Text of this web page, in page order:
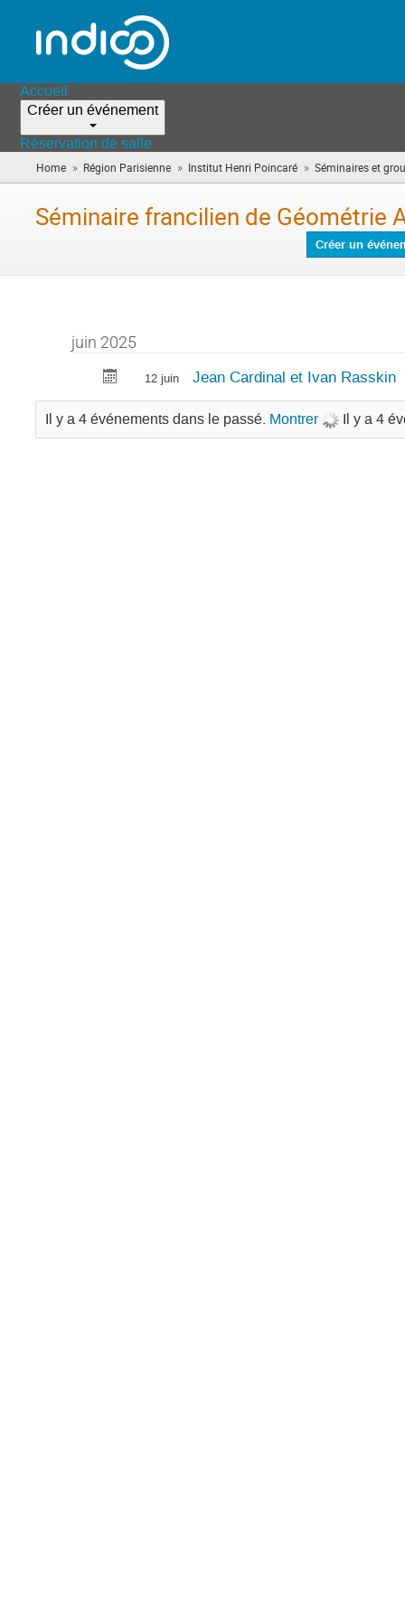
Accueil
Créer un événement
Réservation de salle
Home » Région Parisienne » Institut Henri Poincaré » Séminaires et
Séminaire francilien de Géométrie
Créer un
juin 2025
12 juin Jean Cardinal et Ivan Rasskin
Il y a 4 événements dans le passé. Montrer Il y a 4